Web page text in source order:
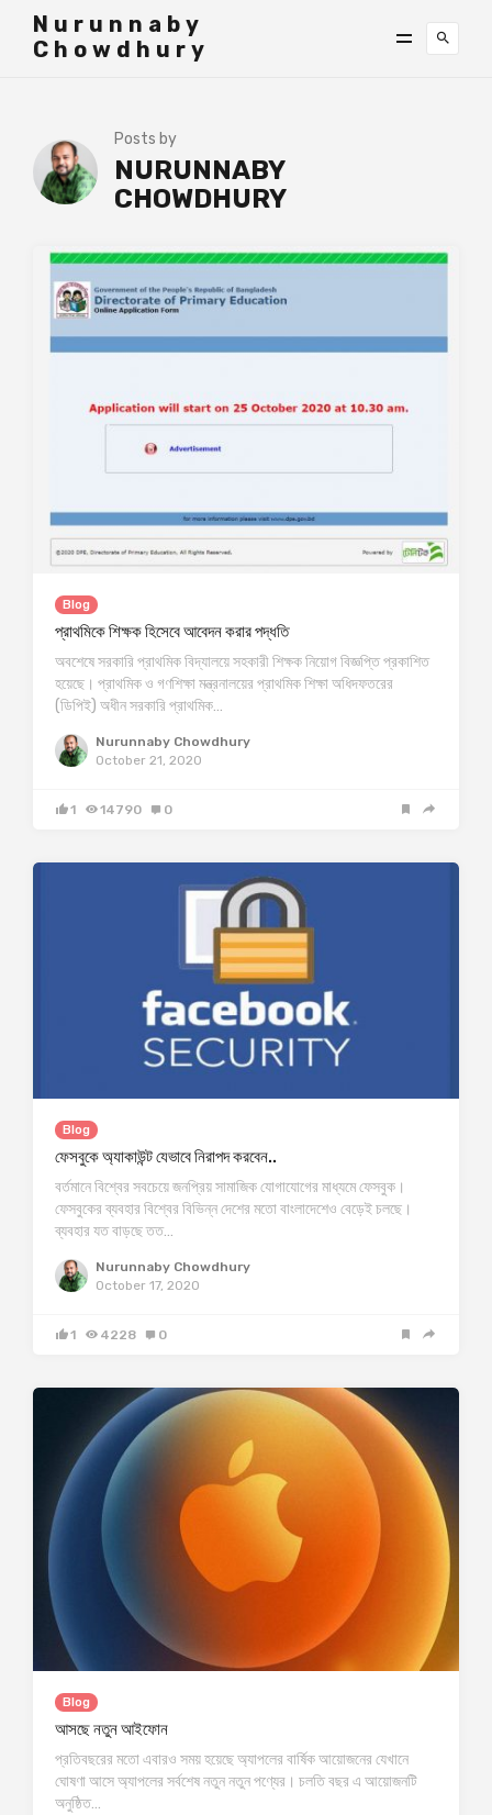
Nurunnaby
Chowdhury
Posts by
NURUNNABY
CHOWDHURY
Blog
প্রাথমিকে শিক্ষক হিসেবে আবেদন করার পদ্ধতি
অবশেষে সরকারি প্রাথমিক বিদ্যালয়ে সহকারী শিক্ষক নিয়োগ বিজ্ঞপ্তি প্রকাশিত
হয়েছে। প্রাথমিক ও গণশিক্ষা মন্ত্রনালয়ের প্রাথমিক শিক্ষা অধিদফতরের
(ডিপিই) অধীন সরকারি প্রাথমিক…
Nurunnaby Chowdhury
October 21, 2020
1 14790 0
Blog
ফেসবুকে অ্যাকাউন্ট যেভাবে নিরাপদ করবেন..
বর্তমানে বিশ্বের সবচেয়ে জনপ্রিয় সামাজিক যোগাযোগের মাধ্যমে ফেসবুক।
ফেসবুকের ব্যবহার বিশ্বের বিভিন্ন দেশের মতো বাংলাদেশেও বেড়েই চলছে।
ব্যবহার যত বাড়ছে তত…
Nurunnaby Chowdhury
October 17, 2020
1 4228 0
Blog
আসছে নতুন আইফোন
প্রতিবছরের মতো এবারও সময় হয়েছে অ্যাপলের বার্ষিক আয়োজনের যেখানে
ঘোষণা আসে অ্যাপলের সর্বশেষ নতুন নতুন পণ্যের। চলতি বছর এ আয়োজনটি
অনুষ্ঠিত…